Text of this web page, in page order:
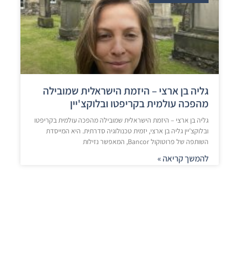
גליה בן ארצי – היזמת הישראלית שמובילה
מהפכה עולמית בקריפטו ובלוקצ'יין
גליה בן ארצי – היזמת הישראלית שמובילה מהפכה עולמית בקריפטו
ובלוקצ'יין גליה בן ארצי, יזמית טכנולוגיה סדרתית. היא המייסדת
השותפה של פרוטוקול Bancor, המאפשר נזילות
להמשך קריאה »